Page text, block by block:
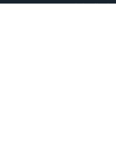
انتقالات ایران